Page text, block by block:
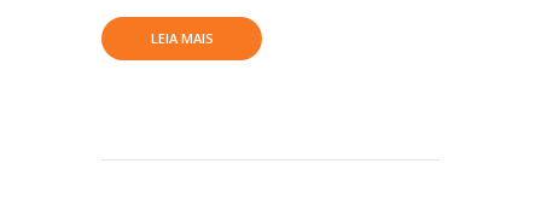
LEIA MAIS